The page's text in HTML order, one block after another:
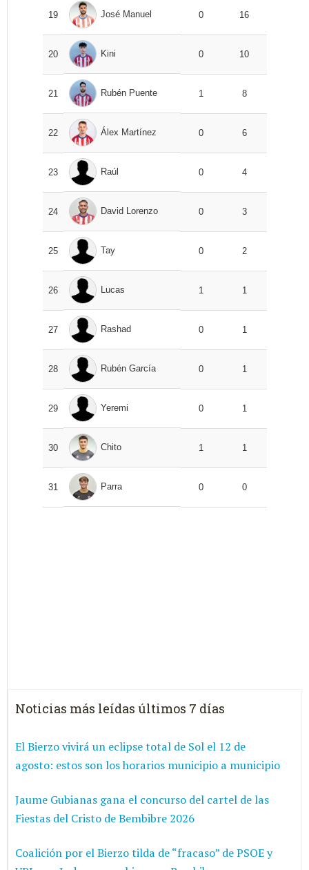
19 José Manuel 0 16
20 Kini 0 10
21 Rubén Puente 1 8
22 Álex Martínez 0 6
23 Raúl 0 4
24 David Lorenzo 0 3
25 Tay 0 2
26 Lucas 1 1
27 Rashad 0 1
28 Rubén García 0 1
29 Yeremi 0 1
30 Chito 1 1
31 Parra 0 0
Noticias más leídas últimos 7 días
El Bierzo vivirá un eclipse total de Sol el 12 de
agosto: estos son los horarios municipio a municipio
Jaume Gubianas gana el concurso del cartel de las
Fiestas del Cristo de Bembibre 2026
Coalición por el Bierzo tilda de “fracaso” de PSOE y